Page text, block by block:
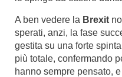
A ben vedere la Brexit
sperati, anzi, la fase
gestita su una forte
più totale, confermando
hanno sempre pensato,